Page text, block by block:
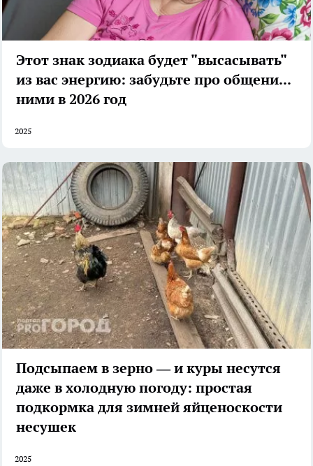
Этот знак зодиака будет "высасывать"
из вас энергию: забудьте про общение с
ними в 2026 год
2025
Подсыпаем в зерно — и куры несутся
даже в холодную погоду: простая
подкормка для зимней яйценоскости
несушек
2025